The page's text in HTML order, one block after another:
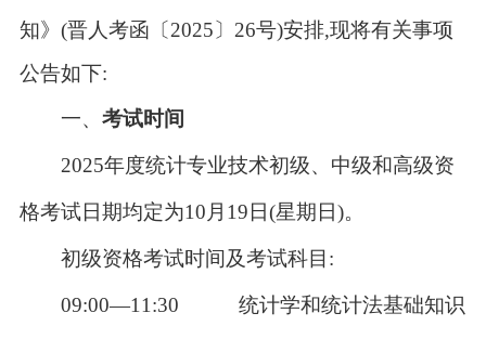
知》(晋人考函〔2025〕26号)安排,现将有关事项
公告如下:
一、 考试时间
2025年度统计专业技术初级、中级和高级资
格考试日期均定为10月19日(星期日)。
初级资格考试时间及考试科目:
09:00—11:30 统计学和统计法基础知识